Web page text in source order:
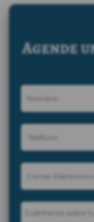
Agende